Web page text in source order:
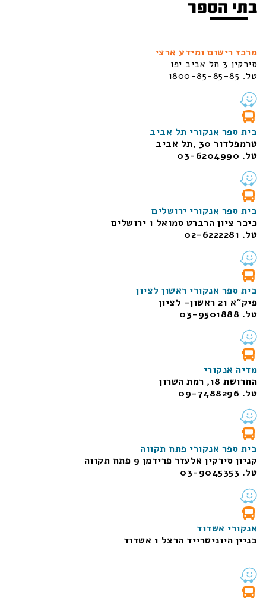
בתי הספר
מרכז רישום ומידע ארצי
סירקין 3 תל אביב יפו
טל. 1800-85-85-85
בית ספר אנקורי תל אביב
טרמפלדור 30 ,תל אביב
טל. 03-6204990
בית ספר אנקורי ירושלים
כיכר ציון הרברט סמואל 1
ירושלים
טל. 02-6222281
בית ספר אנקורי ראשון לציון
פיק“א 21 ראשון- לציון
טל. 03-9501888
מדיה אנקורי
החרושת 18, רמת השרון
טל. 09-7488296
בית ספר אנקורי פתח תקווה
קניון סירקין אלעזר פרידמן 9 פתח תקווה
טל. 03-9045353
אנקורי אשדוד
בניין היוניטרייד הרצל 1 אשדוד